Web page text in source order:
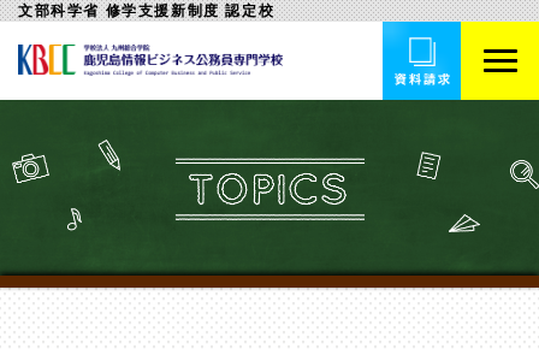
文部科学省 修学支援新制度 認定校